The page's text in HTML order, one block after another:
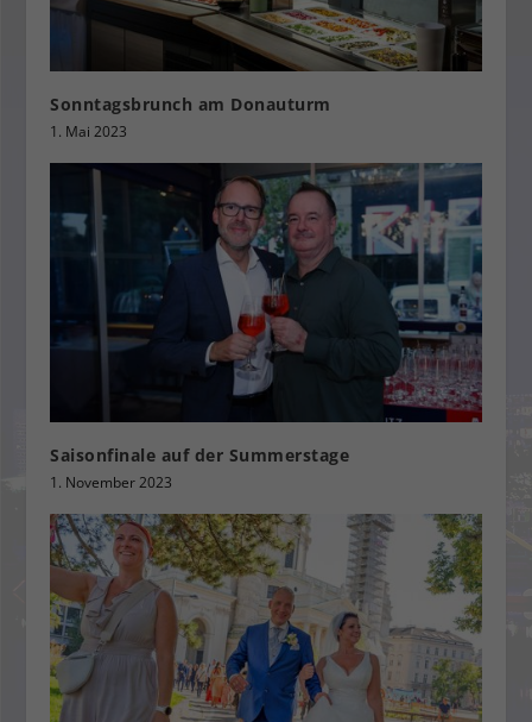
Sonntagsbrunch am Donauturm
1. Mai 2023
Saisonfinale auf der Summerstage
1. November 2023